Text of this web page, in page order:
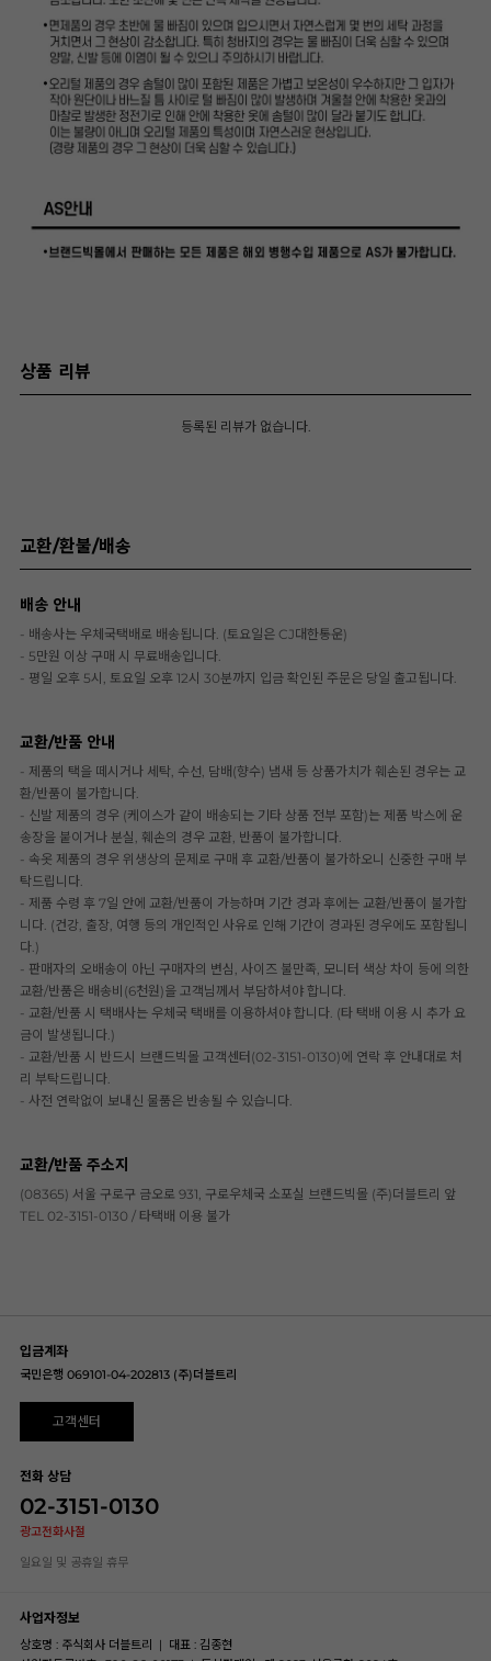
상품 리뷰
등록된 리뷰가 없습니다.
교환/환불/배송
배송 안내
- 배송사는 우체국택배로 배송됩니다. (토요일은 CJ대한통운)
- 5만원 이상 구매 시 무료배송입니다.
- 평일 오후 5시, 토요일 오후 12시 30분까지 입금 확인된 주문은 당일 출고됩니다.
교환/반품 안내
- 제품의 택을 떼시거나 세탁, 수선, 담배(향수) 냄새 등 상품가치가 훼손된 경우는 교
환/반품이 불가합니다.
- 신발 제품의 경우 (케이스가 같이 배송되는 기타 상품 전부 포함)는 제품 박스에 운
송장을 붙이거나 분실, 훼손의 경우 교환, 반품이 불가합니다.
- 속옷 제품의 경우 위생상의 문제로 구매 후 교환/반품이 불가하오니 신중한 구매 부
탁드립니다.
- 제품 수령 후 7일 안에 교환/반품이 가능하며 기간 경과 후에는 교환/반품이 불가합
니다. (건강, 출장, 여행 등의 개인적인 사유로 인해 기간이 경과된 경우에도 포함됩니
다.)
- 판매자의 오배송이 아닌 구매자의 변심, 사이즈 불만족, 모니터 색상 차이 등에 의한
교환/반품은 배송비(6천원)을 고객님께서 부담하셔야 합니다.
- 교환/반품 시 택배사는 우체국 택배를 이용하셔야 합니다. (타 택배 이용 시 추가 요
금이 발생됩니다.)
- 교환/반품 시 반드시 브랜드빅몰 고객센터(02-3151-0130)에 연락 후 안내대로 처
리 부탁드립니다.
- 사전 연락없이 보내신 물품은 반송될 수 있습니다.
교환/반품 주소지
(08365) 서울 구로구 금오로 931, 구로우체국 소포실 브랜드빅몰 (주)더블트리 앞
TEL 02-3151-0130 / 타택배 이용 불가
입금계좌
국민은행 069101-04-202813 (주)더블트리
고객센터
전화 상담
02-3151-0130
광고전화사절
일요일 및 공휴일 휴무
사업자정보
상호명 : 주식회사 더블트리 | 대표 : 김종현